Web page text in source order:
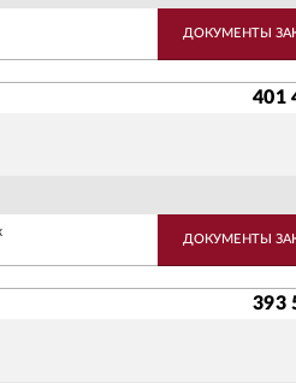
ДОКУМЕНТЫ
401
ДОКУМЕНТЫ
393